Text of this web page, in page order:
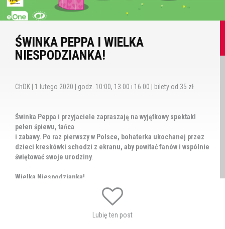
ŚWINKA PEPPA I WIELKA
NIESPODZIANKA!
ChDK | 1 lutego 2020 | godz. 10:00, 13.00 i 16.00 | bilety od 35 zł
Świnka Peppa i przyjaciele zapraszają na wyjątkowy spektakl
pełen śpiewu, tańca
i zabawy. Po raz pierwszy w Polsce, bohaterka ukochanej przez
dzieci kreskówki schodzi z ekranu, aby powitać fanów i wspó lnie
świętować swoje urodziny
Wielka Niespodzianka!
Dziś dzień urodzin Świnki Peppy. Wszyscy domownicy są
podekscytowani i wraz z udziałem widowni przygotowują
urodzinową niespodziankę dla bohaterki. Wśród śpiewu, tańca i
Lubię ten post